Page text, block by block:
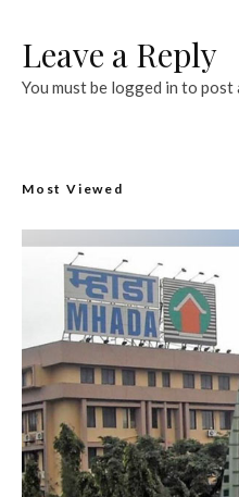
Leave a Reply
You must be logged in to post
Most Viewed